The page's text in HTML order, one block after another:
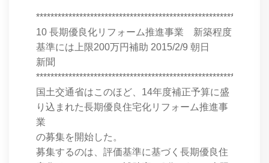
10 長期優良化リフォーム推進事業 新築程度
基準には上限200万円補助 2015/2/9 朝日
新聞
国土交通省はこのほど、14年度補正予算に盛
り込まれた長期優良住宅化リフォーム推進事
業
の募集を開始した。
募集するのは、評価基準に基づく長期優良住